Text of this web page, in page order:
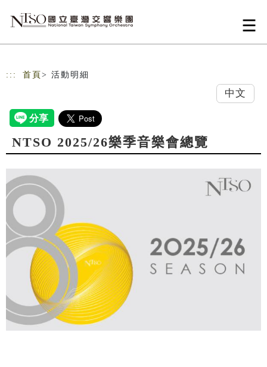
::: 首頁 > 活動明細
中文
NTSO 2025/26樂季音樂會總覽